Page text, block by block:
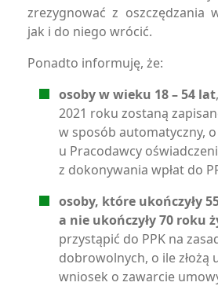
zrezygnować z oszczędzania
jak i do niego wrócić.
Ponadto informuję, że:
osoby w wieku 18 – 54 lat
2021 roku zostaną
w sposób automatyczny, o
u Pracodawcy
z dokonywania wpłat do
osoby, które ukończyły
a nie ukończyły 70 roku
przystąpić do PPK na
dobrowolnych, o ile złożą
wniosek o zawarcie